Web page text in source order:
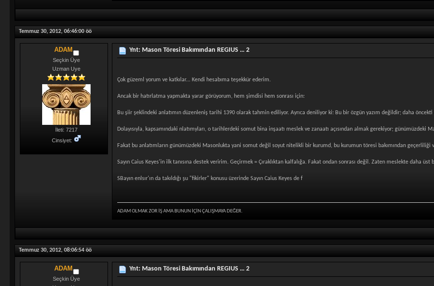
Temmuz 30, 2012, 06:46:00 öö
ADAM
Seçkin Üye
Uzman Uye
İleti: 7217
Cinsiyet:
Ynt: Mason Töresi Bakımından REGIUS … 2
Çok güzeml yorum ve katkılar... Kendi hesabıma teşekkür ederim.
Ancak bir hatırlatma yapmakta yarar görüyorum, hem şimdisi hem sonrası için:
Bu şiir şeklindeki anlatımın düzenleniş tarihi 1390 olarak tahmin ediliyor. Ayrıca deniliyor ki: Bu bir özgün yazım değildir; daha
Dolayısıyla, kapsamındaki nlatımyları, o tarihlerdeki somut bina inşaatı meslek ve zanaatı açısından almak gerekiyor; günümüzdeki
Fakat bu anlatımların günümüzdeki Masonlukta yani somut değil soyut nitelikli bir kurumd, bu kurumun töresi bakımından geçerliliği
Sayın Caius Keyes'in ilk tanısına destek veririm. Geçirmek = Çıraklıktan kalfalığa. Fakat ondan sonrası değil. Zaten meslekte daha
SBayın enlsır'ın da takıldığı şu "fikirler" konusu üzerinde Sayın Caius Keyes de f
ADAM OLMAK ZOR İŞ AMA BUNUN İÇİN ÇALIŞMAYA DEĞER.
Temmuz 30, 2012, 08:06:54 öö
ADAM
Seçkin Üye
Ynt: Mason Töresi Bakımından REGIUS … 2